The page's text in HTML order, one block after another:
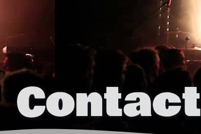
Contact